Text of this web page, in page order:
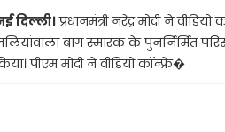
दिल्ली।प्रधानमंत्री नरेंद्र मोदी ने
बाग स्मारक के पुनर्निर्मित
पीएम मोदी ने वीडियो कॉन्फ्रे�